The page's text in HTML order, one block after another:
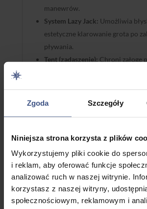
Zgoda Szczegóły
Niniejsza strona korzysta z plików
Wykorzystujemy pliki cookie do
i reklam, aby oferować funkcje
analizować ruch w naszej witrynie.
korzystasz z naszej witryny,
społecznościowym, reklamowym i
manewrów.
System Lazy Jack: Umożliwia
estetyczne klarowanie grota po
pływania.
Tent (zadaszenie): Chroni załogę
deszczem lub nadmiernym
świeżym powietrzu.
Warunki Czarteru